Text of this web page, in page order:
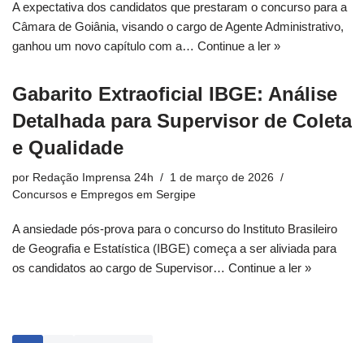
A expectativa dos candidatos que prestaram o concurso para a
Câmara de Goiânia, visando o cargo de Agente Administrativo,
ganhou um novo capítulo com a… Continue a ler »
Gabarito Extraoficial IBGE: Análise
Detalhada para Supervisor de Coleta
e Qualidade
por Redação Imprensa 24h
1 de março de 2026
Concursos e Empregos em Sergipe
A ansiedade pós-prova para o concurso do Instituto Brasileiro
de Geografia e Estatística (IBGE) começa a ser aliviada para
os candidatos ao cargo de Supervisor… Continue a ler »